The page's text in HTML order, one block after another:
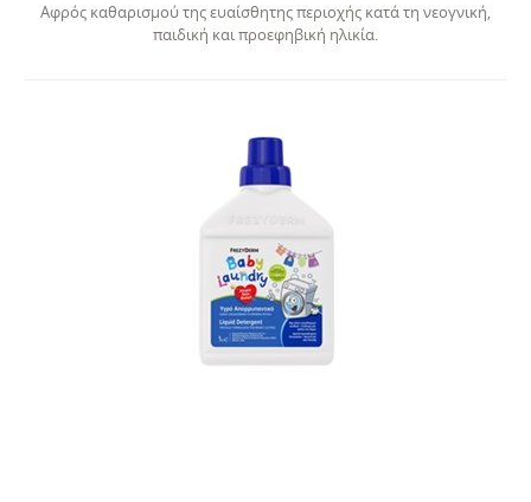
Αφρός καθαρισμού της ευαίσθητης περιοχής κατά τη νεογνική,
παιδική και προεφηβική ηλικία.